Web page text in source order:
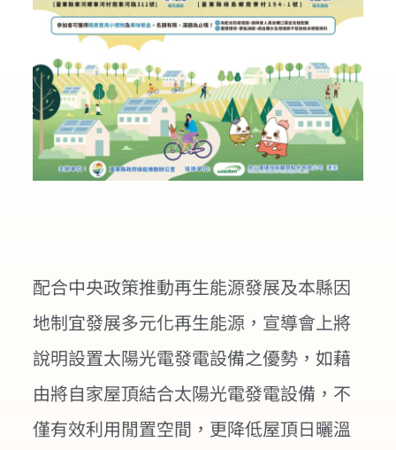
配合中央政策推動再生能源發展及本縣因
地制宜發展多元化再生能源，宣導會上將
說明設置太陽光電發電設備之優勢，如藉
由將自家屋頂結合太陽光電發電設備，不
僅有效利用閒置空間，更降低屋頂日曬溫